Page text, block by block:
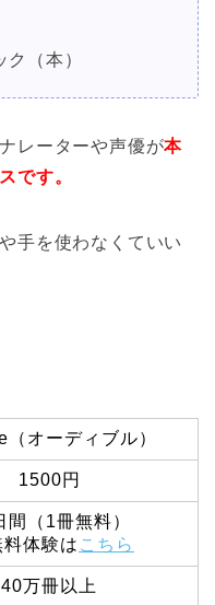
（本）
レーターや声優が本
です。
手を使わなくていい
オーディブル）
1500円
間（1冊無料）
体験は こちら
40万冊以上